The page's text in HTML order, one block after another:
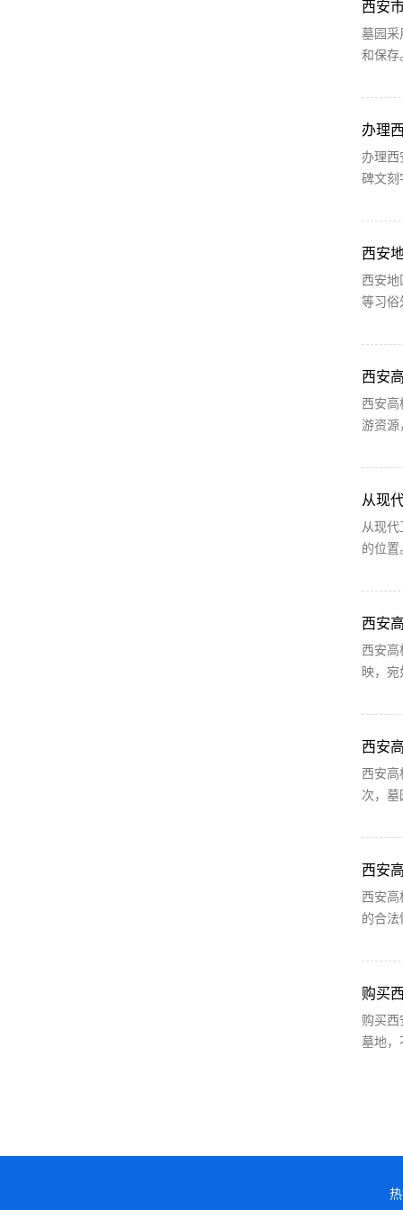
西安
墓园采
和保存
办理
办理
碑文刻
西安
西安地
等习俗
西安
西安高
游资源
从现
从现
的位置
西安
西安高
映，宛
西安
西安高
次，墓
西安
西安高
的合法
购买
购买
墓地，